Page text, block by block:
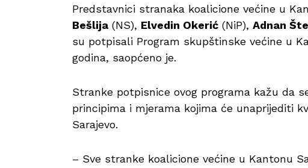
Predstavnici stranaka koalicione većine u
Bešlija (NS), Elvedin Okerić (NiP), Adnan
su potpisali Program skupštinske većine u
godina, saopćeno je.
Stranke potpisnice ovog programa kažu da
principima i mjerama kojima će unaprijediti
Sarajevo.
– Sve stranke koalicione većine u Kantonu